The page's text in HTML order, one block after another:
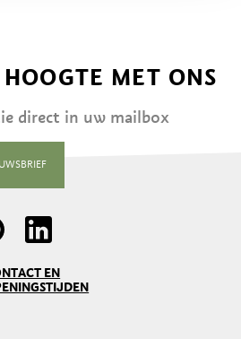
MET ONS
direct in uw mailbox
EN